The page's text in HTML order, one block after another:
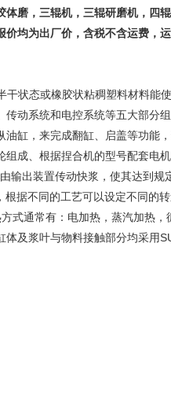
磨，三辊机，三辊研磨机，四
价均为出厂价，含税不含运费，
状态或橡胶状粘稠塑料材料能
动系统和电控系统等五大部分
缸，来完成翻缸、启盖等功能
成、根据捏合机的型号配套电机
出装置传动快浆，使其达到规
据不同的工艺可以设定不同的
式通常有：电加热，蒸汽加热，
及浆叶与物料接触部分均采用